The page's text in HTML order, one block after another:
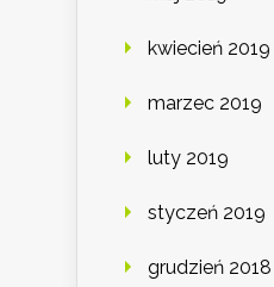
kwiecień 2019
marzec 2019
luty 2019
styczeń 2019
grudzień 2018